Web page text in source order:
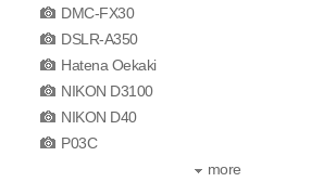
DMC-FX30
DSLR-A350
Hatena Oekaki
NIKON D3100
NIKON D40
P03C
more